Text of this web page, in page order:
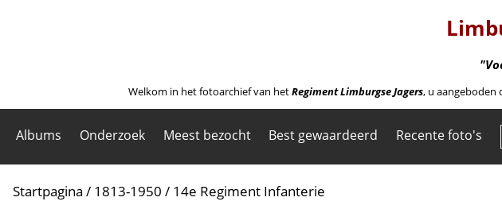
Welkom in het fotoarchief van hetRegiment Limburgse Jagers, u aangeboden
Albums Onderzoek Meest bezocht Best gewaardeerd Recente foto's
Startpagina / 1813-1950 / 14e Regiment Infanterie